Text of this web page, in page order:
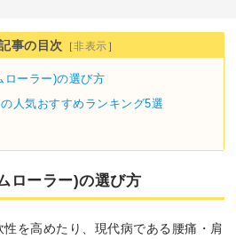
事の目次 ［非表示 ］
ローラー)の選び方
人気おすすめランキング5選
ローラー)の選び方
を高めたり、現代病である腰痛・肩